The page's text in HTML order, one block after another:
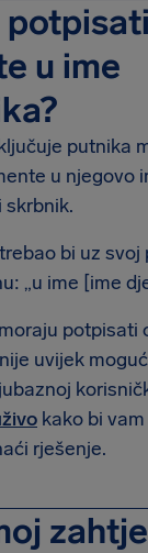
potpisati
u ime
putnika
u njegovo
skrbnik.
bi uz svoj
„u ime [ime
potpisati
uvijek
kako bi
rješenje.